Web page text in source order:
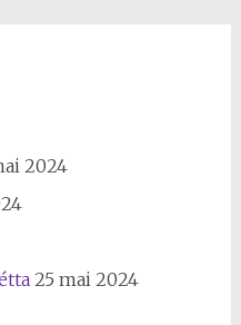
2024
25 mai 2024